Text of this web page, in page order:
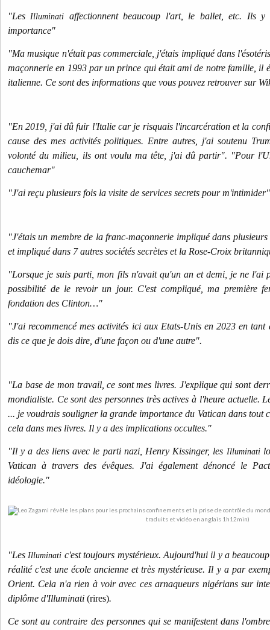
"Les Illuminati affectionnent beaucoup l'art, le ballet, etc. Ils y
importance"
"Ma musique n'était pas commerciale, j'étais impliqué dans
maçonnerie en 1993 par un prince qui était ami de notre famille, il
italienne. Ce sont des informations que vous pouvez retrouver sur
"En 2019, j'ai dû fuir l'Italie car je risquais l'incarcération et la
cause des mes activités politiques. Entre autres, j'ai soutenu
volonté du milieu, ils ont voulu ma tête, j'ai dû partir". "Pour
cauchemar"
"J'ai reçu plusieurs fois la visite de services secrets pour m'intimider"
"J'étais un membre de la franc-maçonnerie impliqué dans plusieurs
et impliqué dans 7 autres sociétés secrètes et la Rose-Croix
"Lorsque je suis parti, mon fils n'avait qu'un an et demi, je ne l'ai
possibilité de le revoir un jour. C'est compliqué, ma première
fondation des Clinton…"
"J'ai recommencé mes activités ici aux Etats-Unis en 2023 en
dis ce que je dois dire, d'une façon ou d'une autre".
"La base de mon travail, ce sont mes livres. J'explique qui sont
mondialiste. Ce sont des personnes très actives à l'heure actuelle.
... je voudrais souligner la grande importance du Vatican dans tout
cela dans mes livres. Il y a des implications occultes."
"Il y a des liens avec le parti nazi, Henry Kissinger, les Illuminati
Vatican à travers des évêques. J'ai également dénoncé le
idéologie."
"Les Illuminati c'est toujours mystérieux. Aujourd'hui il y a
réalité c'est une école ancienne et très mystérieuse. Il y a par
Orient. Cela n'a rien à voir avec ces arnaqueurs nigérians sur
diplôme d'Illuminati (rires).
Ce sont au contraire des personnes qui se manifestent dans